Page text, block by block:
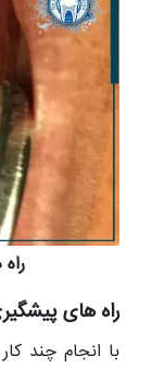
راه های
با انجام چند